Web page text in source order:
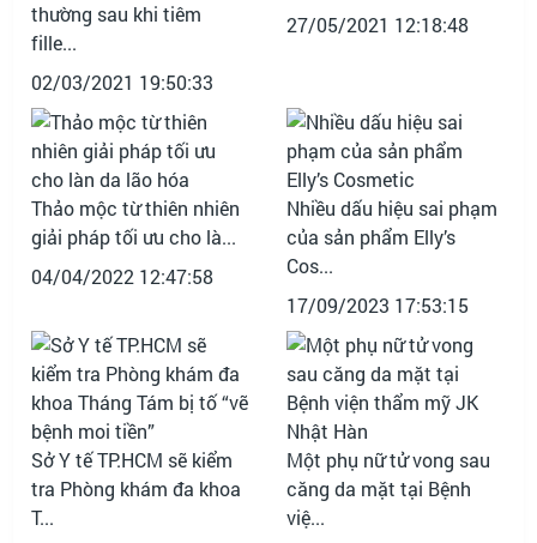
thường sau khi tiêm
fille...
02/03/2021 19:50:33
27/05/2021 12:18:48
Thảo mộc từ thiên nhiên
giải pháp tối ưu cho là...
04/04/2022 12:47:58
Nhiều dấu hiệu sai phạm
của sản phẩm Elly’s
Cos...
17/09/2023 17:53:15
Sở Y tế TP.HCM sẽ kiểm
tra Phòng khám đa khoa
T...
Một phụ nữ tử vong sau
căng da mặt tại Bệnh
việ...